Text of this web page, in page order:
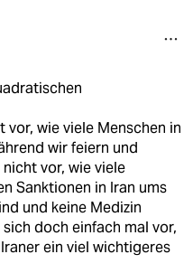
vor, wie viele Menschen in
wir feiern und
vor, wie viele
Sanktionen in Iran ums
und keine Medizin
doch einfach mal vor,
ein viel wichtigeres